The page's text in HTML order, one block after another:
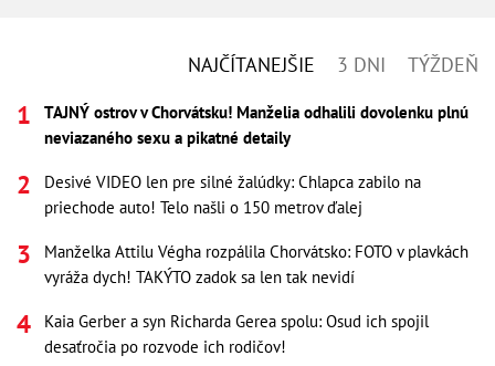
NAJČÍTANEJŠIE 3 DNI TÝŽDEŇ
TAJNÝ ostrov v Chorvátsku! Manželia odhalili dovolenku plnú
neviazaného sexu a pikatné detaily
Desivé VIDEO len pre silné žalúdky: Chlapca zabilo na
priechode auto! Telo našli o 150 metrov ďalej
Manželka Attilu Végha rozpálila Chorvátsko: FOTO v plavkách
vyráža dych! TAKÝTO zadok sa len tak nevidí
Kaia Gerber a syn Richarda Gerea spolu: Osud ich spojil
desaťročia po rozvode ich rodičov!